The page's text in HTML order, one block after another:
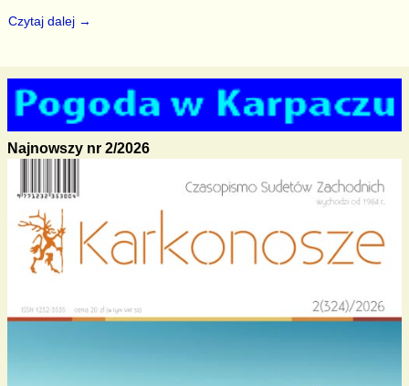
Czytaj dalej →
Najnowszy nr 2/2026